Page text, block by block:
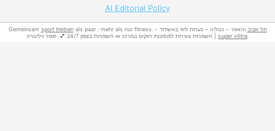
AI Editorial Policy
Gemeinsam sport treibenals paar : mehr als nur fitness. תל אביב והאזור – נטליה – נערות ליווי באשדוד –
super vilitra.